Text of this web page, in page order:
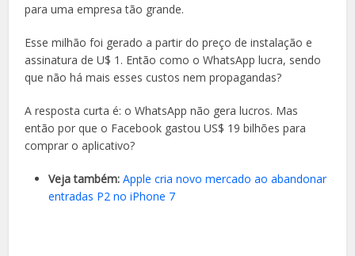
para uma empresa tão grande.
Esse milhão foi gerado a partir do preço de instalação e
assinatura de U$ 1. Então como o WhatsApp lucra, sendo
que não há mais esses custos nem propagandas?
A resposta curta é: o WhatsApp não gera lucros. Mas
então por que o Facebook gastou US$ 19 bilhões para
comprar o aplicativo?
Veja também: Apple cria novo mercado ao abandonar
entradas P2 no iPhone 7